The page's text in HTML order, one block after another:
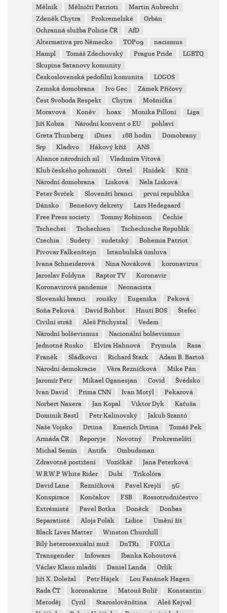
Mělník
Mělničtí Patrioti
Martin Aubrecht
Zdeněk Chytra
Prokremelské
Orbán
Ochranná služba Policie ČR
AfD
Altermativa pro Německo
TOP09
nacismus
Hampl
Tomáš Zdechovský Prague Pride
LGBTQ
Skupina Satanovy komunity
Československá pedofilní komunita
LOGOS
Zemská domobrana
Ivo Gec
Zámek Příčovy
Čest Svoboda Respekt
Chytra
Mošnička
Moravová
Koněv hoax Monika Pilloni
Liga
Jiří Kobza
Národní konvent o EU
pohlaví
Greta Thunberg
iDnes 168 hodin
Domobrany
Srp
Kladivo Hákový kříž
ANS
Aliance národních sil
Vladimíra Vítová
Klub českého pohraničí
Ortel Hnídek
Kříž
Národní domobrana
Lisková
Nela Lisková
Peter Švrček
Slovenští branci
první republika
Dánsko
Benešovy dekrety
Lars Hedegaard
Free Press society
Tommy Robinson
Čechie
Tschechei
Tschechien
Tschechische Republik
Czechia
Sudety sudetský
Bohemia Patriot
Pivovar Falkenštejn
Istanbulská úmluva
Ivana Schneiderová
Nina Nováková
koronavirus
Jaroslav Foldyna
Raptor TV
Koronavir
Koronavirová pandemie
Neonacista
Slovenskí branci
roušky Eugenika
Peková
Soňa Peková
David Bohbot Hnutí BOS
Štefec
Civilní stráž
Aleš Přichystal
Vedem
Národní bolševismus
Nacionální bolševismus
Jednotné Rusko
Elvíra Hahnová Prymula
Rasa
Franěk
Sládkovci Richard Štark
Adam B. Bartoš
Národní demokracie
Věra Řezníčková
Mike Pán
Jaromír Petr
Mikael Oganesjan Covid
Švédsko
Ivan David
Prima CNN Ivan Motýl
Pekarová
Norbert Naxera
Jan Kopal Viktor Dyk
Kaťuša
Dominik Bastl
Petr Kalinovský
Jakub Szantó
Naše Vojsko
Drtina Emerich Drtina
Tomáš Pek
Armáda ČR
Řeporyje Novotný
Prokremelští
Michal Semín
Antifa
Ombudsman
Zdravotně postižení
Vozíčkář
Jana Peterková
W.R.W.P White Rider
Dubí
Trikolóra
David Lane
Řezníčková Pavel Krejčí
5G
Konspirace
Končakov FSB
Rossotrudničestvo
Extrémisté
Pavel Botka Doněck
Donbas
Separatisté
Alojs Polák Lidice
Umění žít
Black Lives Matter
Winston Churchill
Bílý heterosexuální muž
DnTR1
FOXL2
Transgender
Infowars
Ibanka Kohoutová
Václav Klaus mladší
Daniel Landa
Orlík
Jiří X. Doležal
Petr Hájek
Lou Fanánek Hagen
Rada ČT
koronakrize Matouš Bulíř
Konstantin
Metoděj
Cyril Staroslověnština
Aleš Kejval